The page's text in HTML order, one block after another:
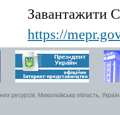
Завантажити
https://
ресурсів. Миколаївська область,